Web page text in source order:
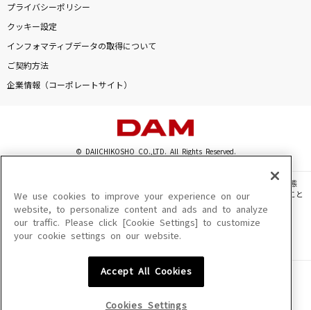
プライバシーポリシー
クッキー設定
インフォマティブデータの取得について
ご契約方法
企業情報（コーポレートサイト）
© DAIICHIKOSHO CO.,LTD. All Rights Reserved.
このサイトに掲載されている一切の文章・画像・写真・動画・音声等を、手段や形態
を問わず、著作権法の定める範囲を超えて無断で複製、転載、ファイル化などすること
を禁じます。
楽曲及びコンテンツは、機種によりご利用いただけない場合があります。
楽曲及びコンテンツの配信日、配信内容が変更になる場合があります。
We use cookies to improve your experience on our
website, to personalize content and ads and to analyze
our traffic. Please click [Cookie Settings] to customize
your cookie settings on our website.
Accept All Cookies
Cookies Settings